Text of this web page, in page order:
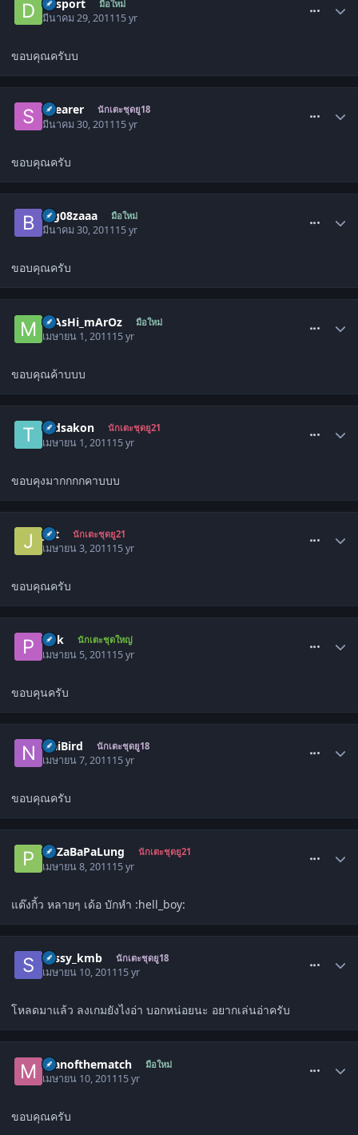
dasport มือใหม่
มีนาคม 29, 201115 yr
ขอบคุณครับบ
shearer นักเตะชุดยู18
มีนาคม 30, 201115 yr
ขอบคุณครับ
big08zaaa มือใหม่
มีนาคม 30, 201115 yr
ขอบคุณครับ
mAsHi_mArOz มือใหม่
เมษายน 1, 201115 yr
ขอบคุณค้าบบบ
tadsakon นักเตะชุดยู21
เมษายน 1, 201115 yr
ขอบคุงมากกกกคาบบบ
j&t นักเตะชุดยู21
เมษายน 3, 201115 yr
ขอบคุณครับ
Pok นักเตะชุดใหญ่
เมษายน 5, 201115 yr
ขอบคุนครับ
NaiBird นักเตะชุดยู18
เมษายน 7, 201115 yr
ขอบคุณครับ
PuZaBaPaLung นักเตะชุดยู21
เมษายน 8, 201115 yr
แต๊งกิ้ว หลายๆ เด้อ บักหำ :hell_boy:
sassy_kmb นักเตะชุดยู18
เมษายน 10, 201115 yr
โหลดมาแล้ว ลงเกมยังไงอ่า บอกหน่อยนะ อยากเล่นอ่าครับ
manofthematch มือใหม่
เมษายน 10, 201115 yr
ขอบคุณครับ